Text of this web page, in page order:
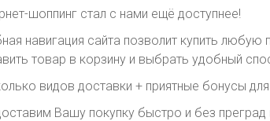
шоппинг стал с нами ещё доступнее!
навигация сайта позволит купить
товар в корзину и выбрать удобный
видов доставки + приятные бонусы
Вашу покупку быстро и без